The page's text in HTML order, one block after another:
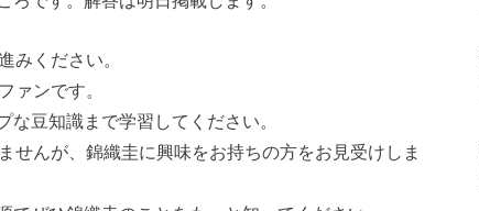
みください。
ァンです。
で学習してください。
せんが、錦織圭に興味をお持ちの方をお見受けしま